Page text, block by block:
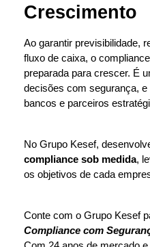
Crescimento
Ao garantir previsibilidade,
fluxo de caixa, o
preparada para crescer. É
decisões com segurança,
bancos e parceiros
No Grupo Kesef,
compliance sob medida,
os objetivos de cada
Conte com o Grupo Kesef
Compliance com